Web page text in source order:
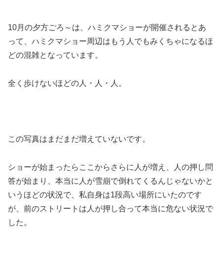
10月の夕方ごろ～は、ハミクマショーが開催されるとあ
って、ハミクマショー周辺はもう人でもみくちゃになるほ
どの混雑となっています。
全く歩けないほどの人・人・人。
この写真はまだまだ増えていないです。
ショーが始まったらここからさらに人が増え、人の押し問
答が始まり、本当に人が雪崩で倒れてくるんじゃないかと
いうほどの状況で、私自身は1段高い場所にいたのです
が、前のストリートは人が押し合って本当に危ない状況で
した。